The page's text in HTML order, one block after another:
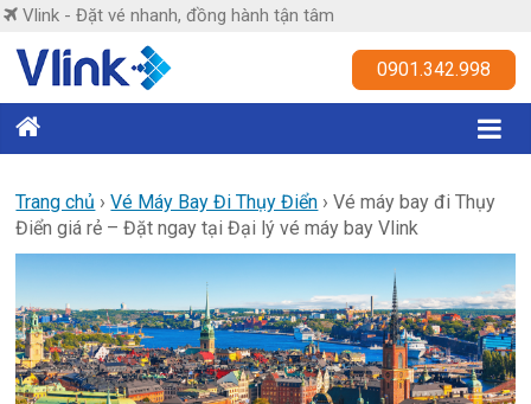
Skip
content
Vlink - Đặt vé nhanh, đồng hành tận tâm
Vlink
nhanh,
đồng
hành
tận
tâm
0901.342.998
Trang chủ ›Vé Máy Bay Đi Thụy Điển ›Vé máy bay đi Thụy
Điển giá rẻ – Đặt ngay tại Đại lý vé máy bay Vlink